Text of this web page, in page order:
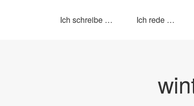
Ich schreibe … Ich rede …